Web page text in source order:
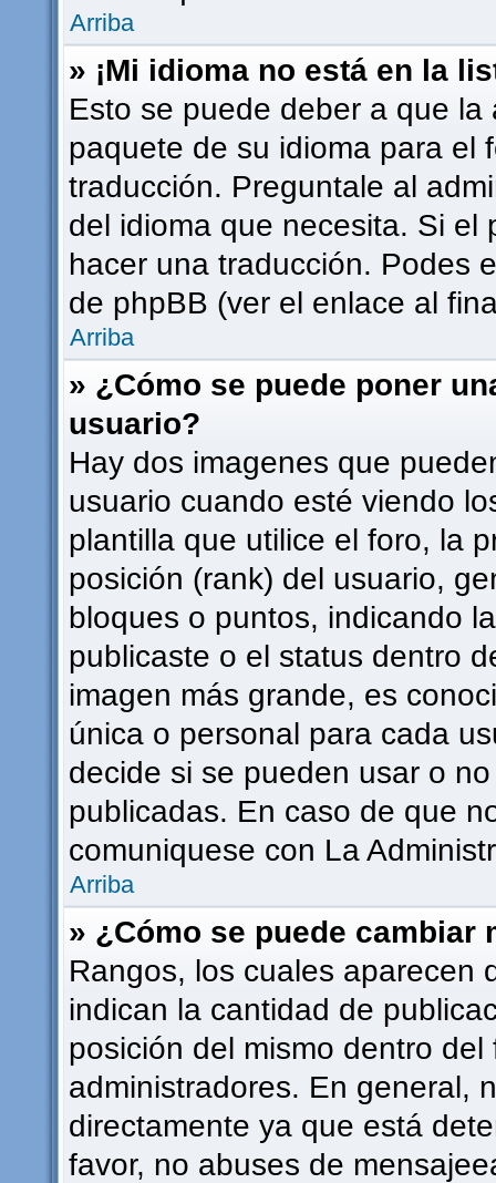
Arriba
» ¡Mi idioma no está en la
Esto se puede deber a que
paquete de su idioma para el
traducción. Preguntale al
del idioma que necesita. Si
hacer una traducción. Podes
de phpBB (ver el enlace al
Arriba
» ¿Cómo se puede poner
usuario?
Hay dos imagenes que
usuario cuando esté viendo
plantilla que utilice el foro, la
posición (rank) del usuario,
bloques o puntos, indicando
publicaste o el status dentro
imagen más grande, es
única o personal para cada
decide si se pueden usar o
publicadas. En caso de que
comuniquese con La
Arriba
» ¿Cómo se puede cambiar
Rangos, los cuales aparecen
indican la cantidad de
posición del mismo dentro
administradores. En general,
directamente ya que está
favor, no abuses de